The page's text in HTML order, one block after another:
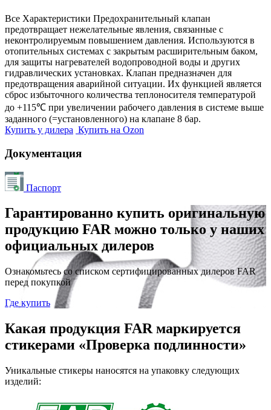
Все Характеристики Предохранительный клапан
предотвращает нежелательные явления, связанные с
неконтролируемым повышением давления. Используются в
отопительных системах с закрытым расширительным баком,
для защиты нагревателей водопроводной воды и других
гидравлических установках. Клапан предназначен для
предотвращения аварийной ситуации. Их функцией является
сброс избыточного количества теплоносителя температурой
до +115℃ при увеличении рабочего давления в системе выше
заданного (=установленного) на клапане 8 бар.
Купить у дилера Купить на Ozon
Документация
Паспорт
Гарантированно купить оригинальную
продукцию FAR можно только у наших
официальных дилеров
Ознакомьтесь со списком сертифицированных дилеров FAR
перед покупкой
Где купить
Какая продукция FAR маркируется
стикерами «Проверка подлинности»
Уникальные стикеры наносятся на упаковку следующих
изделий: